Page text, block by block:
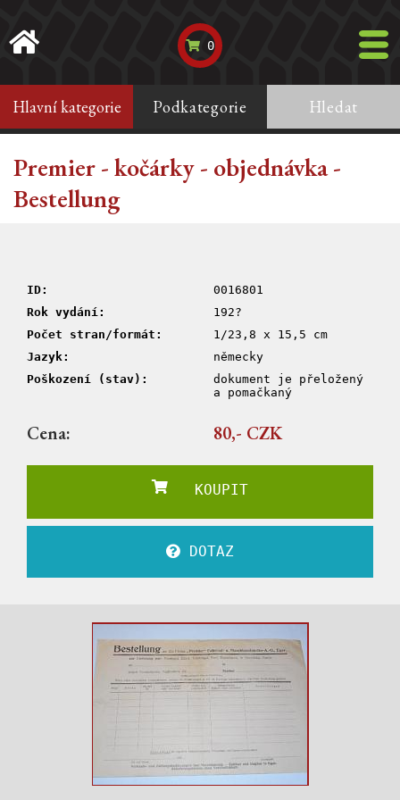
0
Hlavní kategorie Podkategorie Hledat
Premier - kočárky - objednávka -
Bestellung
ID:
0016801
Rok vydání:
192?
Počet stran/formát:
1/23,8 x 15,5 cm
Jazyk:
německy
Poškození (stav):
dokument je přeložený
a pomačkaný
Cena: 80,- CZK
KOUPIT
DOTAZ